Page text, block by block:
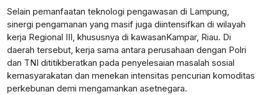
Selain pemanfaatan teknologi pengawasan di Lampung,
sinergi pengamanan yang masif juga diintensifkan di wilayah
kerja Regional III, khususnya di kawasanKampar, Riau. Di
daerah tersebut, kerja sama antara perusahaan dengan Polri
dan TNI dititikberatkan pada penyelesaian masalah sosial
kemasyarakatan dan menekan intensitas pencurian komoditas
perkebunan demi mengamankan asetnegara.